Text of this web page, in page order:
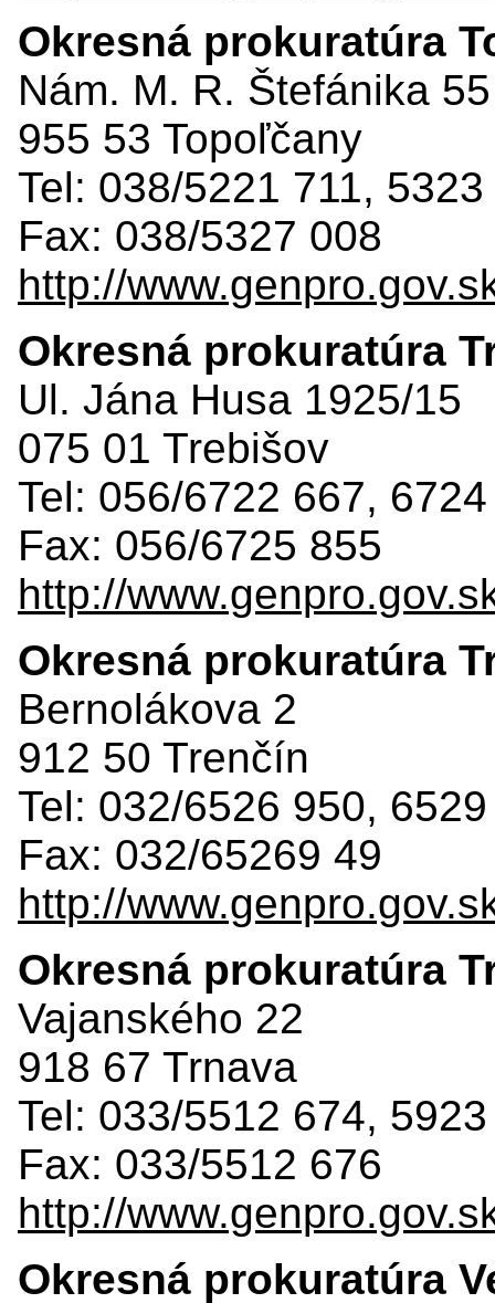
Okresná prokuratúra
Nám. M. R. Štefánika 55
955 53 Topoľčany
Tel: 038/5221 711,
Fax: 038/5327 008
http://
Okresná prokuratúra
Ul. Jána Husa 1925/15
075 01 Trebišov
Tel: 056/6722 667,
Fax: 056/6725 855
http://
Okresná prokuratúra
Bernolákova 2
912 50 Trenčín
Tel: 032/6526 950,
Fax: 032/65269 49
http://
Okresná prokuratúra
Vajanského 22
918 67 Trnava
Tel: 033/5512 674,
Fax: 033/5512 676
http://
Okresná prokuratúra